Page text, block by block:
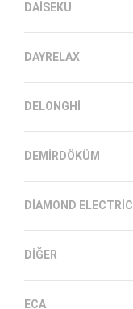
DAISEKU
DAYRELAX
DELONGHI
DEMIRDÖKÜM
DIAMOND ELECTRIC
DIĞER
ECA